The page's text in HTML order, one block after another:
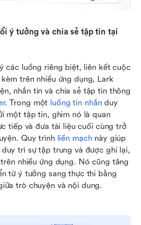
ý tưởng và chia sẻ tập tin tại
các luồng riêng biệt, liên kết cuộc
trên nhiều ứng dụng, Lark
nhắn tin và chia sẻ tập tin thông
. Trong một luồng tin nhắn duy
một tập tin, ghim nó là quan
tiếp và đưa tài liệu cuối cùng trở
Quy trình liền mạch này giúp
trì sự tập trung và được ghi lại,
nhiều ứng dụng. Nó cũng tăng
từ ý tưởng sang thực thi bằng
trò chuyện và nội dung.